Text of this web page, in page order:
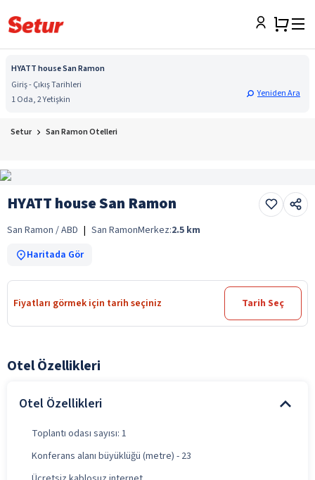
HYATT house San Ramon
Giriş - Çıkış Tarihleri
1 Oda, 2 Yetişkin
Yeniden Ara
Setur San Ramon Otelleri
HYATT house San Ramon
San Ramon / ABD | San RamonMerkez:2.5 km
Haritada Gör
Fiyatları görmek için tarih seçiniz Tarih Seç
Otel Özellikleri
Otel Özellikleri
Toplantı odası sayısı: 1
Konferans alanı büyüklüğü (metre) - 23